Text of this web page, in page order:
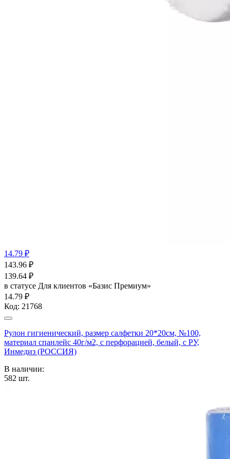
14.79 ₽
143.96 ₽
139.64 ₽
в статусе Для клиентов «Базис Премиум»
14.79 ₽
Код: 21768
Рулон гигиенический, размер салфетки 20*20см, №100,
материал спанлейс 40г/м2, с перфорацией, белый, с РУ,
Инмедиз (РОССИЯ)
В наличии:
582 шт.